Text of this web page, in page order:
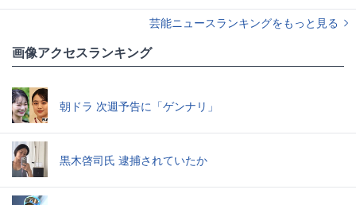
芸能ニュースランキングをもっと見る
画像アクセスランキング
朝ドラ 次週予告に「ゲンナリ」
黒木啓司氏 逮捕されていたか